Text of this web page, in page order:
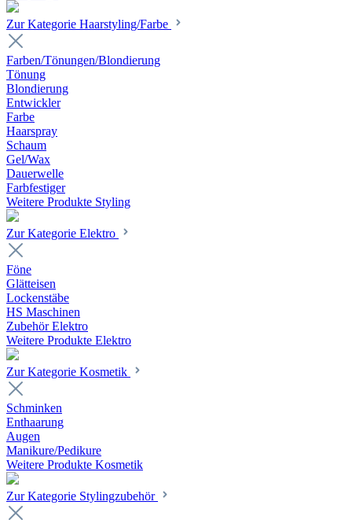
Zur Kategorie Haarstyling/Farbe
Farben/Tönungen/Blondierung
Tönung
Blondierung
Entwickler
Farbe
Haarspray
Schaum
Gel/Wax
Dauerwelle
Farbfestiger
Weitere Produkte Styling
Zur Kategorie Elektro
Föne
Glätteisen
Lockenstäbe
HS Maschinen
Zubehör Elektro
Weitere Produkte Elektro
Zur Kategorie Kosmetik
Schminken
Enthaarung
Augen
Manikure/Pedikure
Weitere Produkte Kosmetik
Zur Kategorie Stylingzubehör